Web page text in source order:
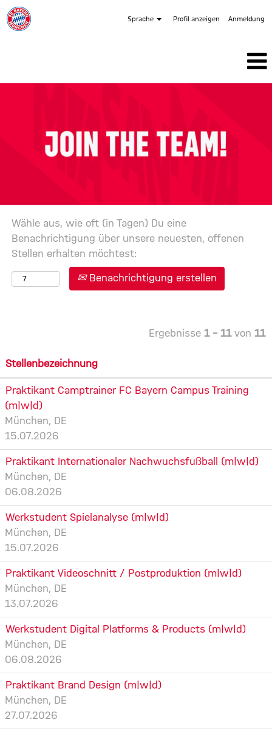
Sprache Profil anzeigen Anmeldung
Wähle aus, wie oft (in Tagen) Du eine
Benachrichtigung über unsere neuesten, offenen
Stellen erhalten möchtest:
Benachrichtigung erstellen
Ergebnisse 1 – 11von 11
Stellenbezeichnung
Praktikant Camptrainer FC Bayern Campus Training
(m|w|d)
München, DE
15.07.2026
Praktikant Internationaler Nachwuchsfußball (m|w|d)
München, DE
06.08.2026
Werkstudent Spielanalyse (m|w|d)
München, DE
15.07.2026
Praktikant Videoschnitt / Postproduktion (m|w|d)
München, DE
13.07.2026
Werkstudent Digital Platforms & Products (m|w|d)
München, DE
06.08.2026
Praktikant Brand Design (m|w|d)
München, DE
27.07.2026